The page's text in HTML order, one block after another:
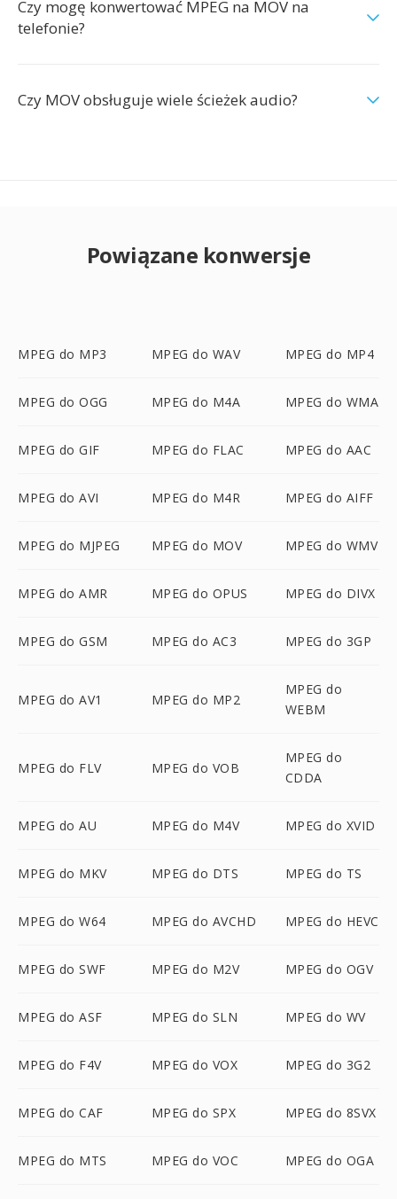
Czy mogę konwertować MPEG na MOV na
telefonie?
Czy MOV obsługuje wiele ścieżek audio?
Powiązane konwersje
MPEG do MP3 MPEG do WAV MPEG do MP4
MPEG do OGG MPEG do M4A MPEG do WMA
MPEG do GIF MPEG do FLAC MPEG do AAC
MPEG do AVI MPEG do M4R MPEG do AIFF
MPEG do MJPEG MPEG do MOV MPEG do WMV
MPEG do AMR MPEG do OPUS MPEG do DIVX
MPEG do GSM MPEG do AC3 MPEG do 3GP
MPEG do AV1 MPEG do MP2
MPEG do
WEBM
MPEG do FLV MPEG do VOB
MPEG do
CDDA
MPEG do AU MPEG do M4V MPEG do XVID
MPEG do MKV MPEG do DTS MPEG do TS
MPEG do W64 MPEG do AVCHD MPEG do HEVC
MPEG do SWF MPEG do M2V MPEG do OGV
MPEG do ASF MPEG do SLN MPEG do WV
MPEG do F4V MPEG do VOX MPEG do 3G2
MPEG do CAF MPEG do SPX MPEG do 8SVX
MPEG do MTS MPEG do VOC MPEG do OGA